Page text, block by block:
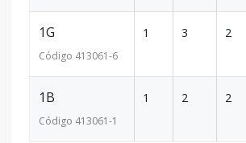
1G
Código 413061-6
1 3 2
1B
Código 413061-1
1 2 2